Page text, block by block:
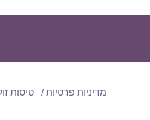
מדיניות פרטיות טיסות